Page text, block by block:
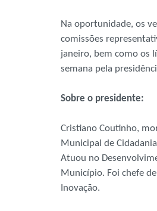
Na oportunidade, os
comissões
janeiro, bem como os
semana pela
Sobre o presidente:
Cristiano Coutinho,
Municipal de
Atuou no
Município. Foi chefe
Inovação.